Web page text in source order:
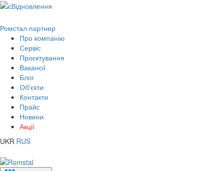
Ромстал партнер
Про компанію
Сервіс
Проєктування
Вакансії
Блог
Об'єкти
Контакти
Прайс
Новини
Акції
UKR RUS